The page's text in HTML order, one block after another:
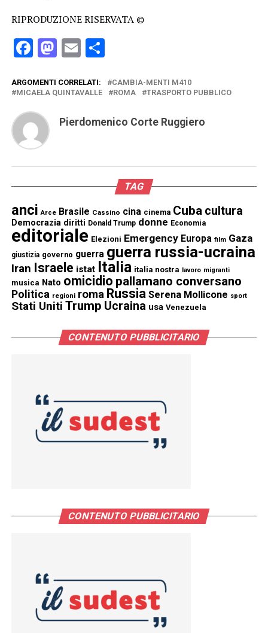
RIPRODUZIONE RISERVATA ©
Facebook
Mastodon
EmailCondividi
ARGOMENTI CORRELATI:
CAMBIA-MENTI M410
MICAELA QUINTAVALLE
ROMA TRASPORTO PUBBLICO
Pierdomenico Corte Ruggiero
TAG
anci Arce Brasile Cassino cina cinema Cuba cultura
Democrazia diritti Donald Trump donne Economia
editoriale Elezioni Emergency Europa film Gaza
giustizia governo guerra guerra russia-ucraina
Iran Israele istat Italia italia nostra lavoro migranti
musica Nato omicidio pallamano conversano
Politica regioni roma Russia Serena Mollicone sport
Stati Uniti Trump Ucraina usa Venezuela
CONTENUTO PUBBLICITARIO
CONTENUTO PUBBLICITARIO